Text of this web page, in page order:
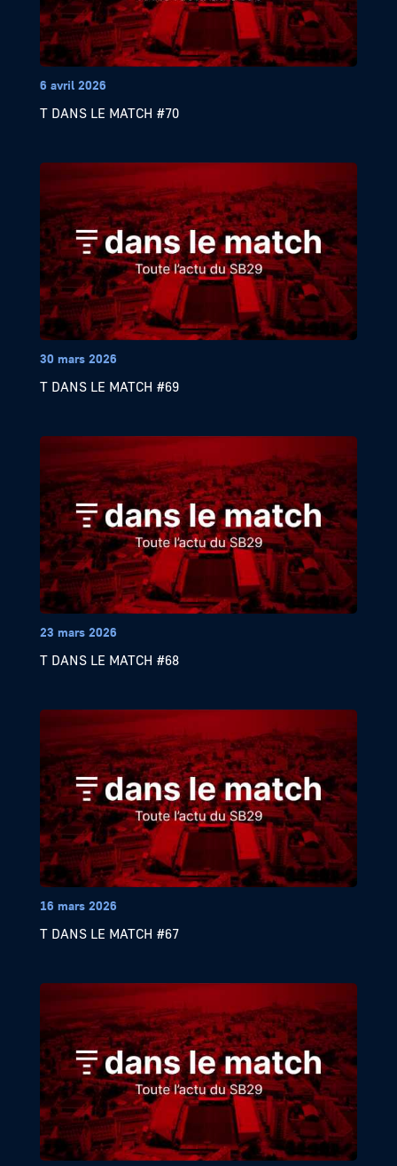
6 avril 2026
T DANS LE MATCH #70
30 mars 2026
T DANS LE MATCH #69
23 mars 2026
T DANS LE MATCH #68
16 mars 2026
T DANS LE MATCH #67